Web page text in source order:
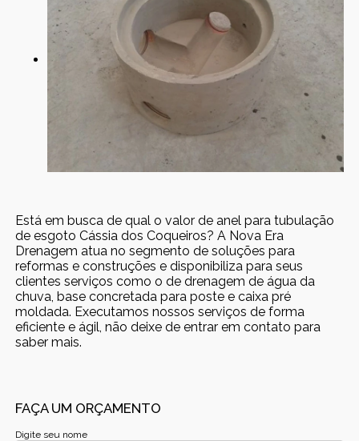
Está em busca de qual o valor de anel para tubulação
de esgoto Cássia dos Coqueiros? A Nova Era
Drenagem atua no segmento de soluções para
reformas e construções e disponibiliza para seus
clientes serviços como o de drenagem de água da
chuva, base concretada para poste e caixa pré
moldada. Executamos nossos serviços de forma
eficiente e ágil, não deixe de entrar em contato para
saber mais.
FAÇA UM ORÇAMENTO
Digite seu nome